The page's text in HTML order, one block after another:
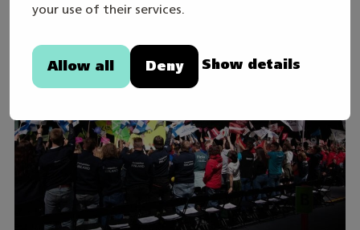
your use of their services.
Allow all Deny Show details